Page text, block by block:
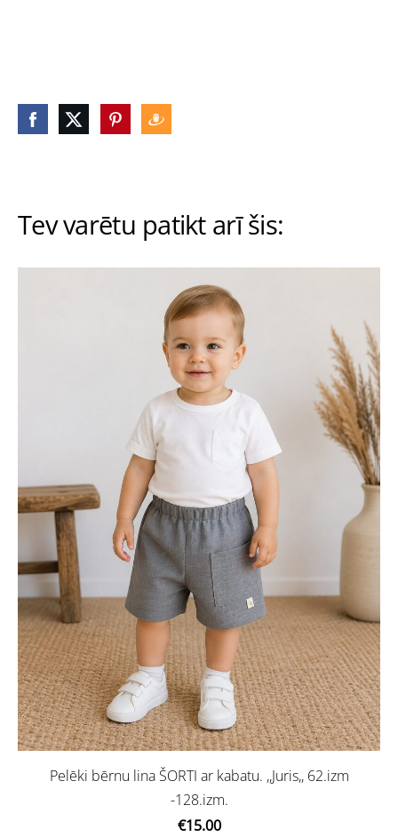
Tev varētu patikt arī šis:
Pelēki bērnu lina ŠORTI ar kabatu. ,,Juris,, 62.izm
-128.izm.
€15.00